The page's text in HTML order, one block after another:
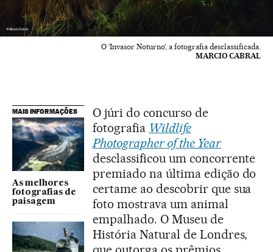
O ‘Invasor Noturno’, a fotografia desclassificada.
MARCIO CABRAL
MAIS INFORMAÇÕES
As melhores
fotografias de
paisagem
O júri do concurso de
fotografia Wildlife
Photographer of the Year
desclassificou um concorrente
premiado na última edição do
certame ao descobrir que sua
foto mostrava um animal
empalhado. O Museu de
História Natural de Londres,